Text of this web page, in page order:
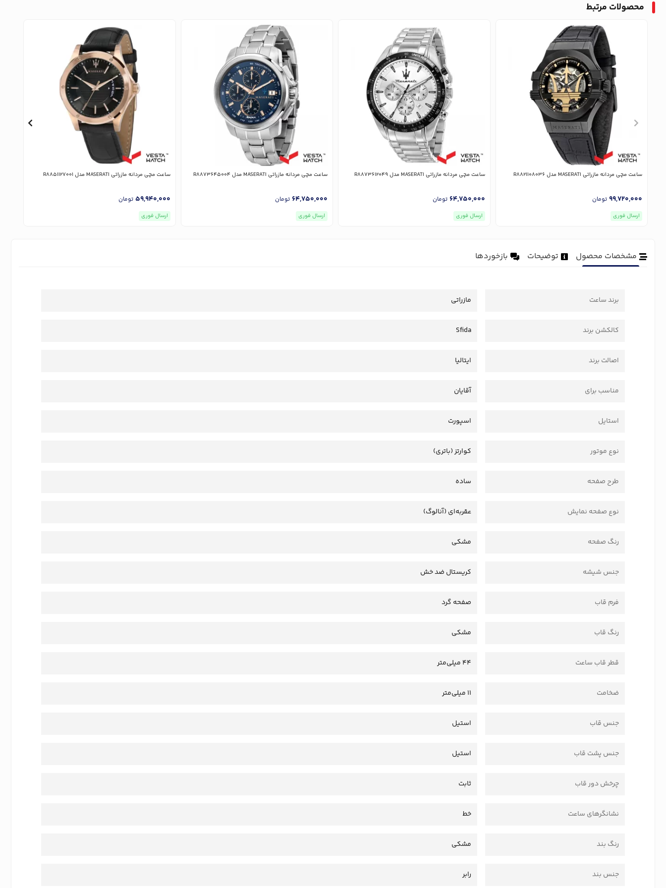
محصولات مرتبط
ساعت مچی مردانه مازراتی MASERATI مدل R8821108036
99,720,000 تومان
ارسال فوری
ساعت مچی مردانه مازراتی MASERATI مدل R8873612049
64,750,000 تومان
ارسال فوری
ساعت مچی مردانه مازراتی MASERATI مدل R8873645004
64,750,000 تومان
ارسال فوری
ساعت مچی مردانه مازراتی MASERATI مدل R8851127001
59,940,000 تومان
ارسال فوری
مشخصات محصول توضیحات بازخوردها
برند ساعت مازراتی
کالکشن برند Sfida
اصالت برند ایتالیا
مناسب برای آقایان
استایل اسپورت
نوع موتور کوارتز (باتری)
طرح صفحه ساده
نوع صفحه نمایش عقربه‌ای (آنالوگ)
رنگ صفحه مشکی
جنس شیشه کریستال ضد خش
فرم قاب صفحه گرد
رنگ قاب مشکی
قطر قاب ساعت 44 میلی‌متر
ضخامت 11 میلی‌متر
جنس قاب استیل
جنس پشت قاب استیل
چرخش دور قاب ثابت
نشانگرهای ساعت خط
رنگ بند مشکی
جنس بند رابر